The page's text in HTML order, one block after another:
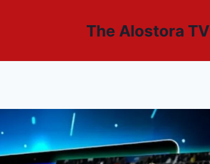
The Alostora TV